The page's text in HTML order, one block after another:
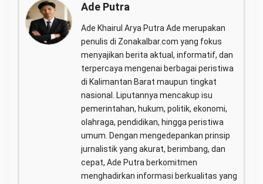
Ade Putra
Ade Khairul Arya Putra Ade merupakan
penulis di Zonakalbar.com yang fokus
menyajikan berita aktual, informatif, dan
terpercaya mengenai berbagai peristiwa
di Kalimantan Barat maupun tingkat
nasional. Liputannya mencakup isu
pemerintahan, hukum, politik, ekonomi,
olahraga, pendidikan, hingga peristiwa
umum. Dengan mengedepankan prinsip
jurnalistik yang akurat, berimbang, dan
cepat, Ade Putra berkomitmen
menghadirkan informasi berkualitas yang